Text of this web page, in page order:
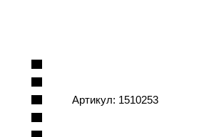
Артикул: 1510253